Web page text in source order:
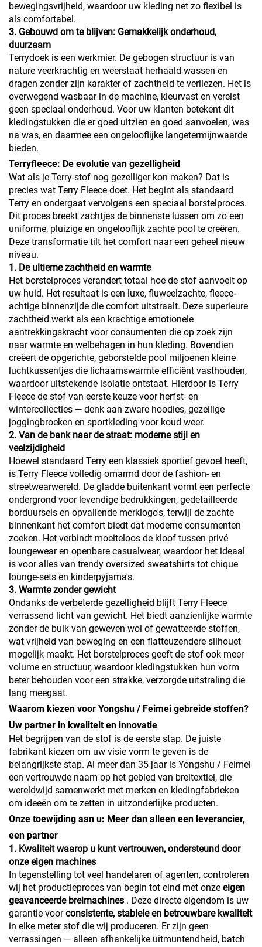
bewegingsvrijheid, waardoor uw kleding net zo flexibel is
als comfortabel.
3. Gebouwd om te blijven: Gemakkelijk onderhoud,
duurzaam
Terrydoek is een werkmier. De gebogen structuur is van
nature veerkrachtig en weerstaat herhaald wassen en
dragen zonder zijn karakter of zachtheid te verliezen. Het is
overwegend wasbaar in de machine, kleurvast en vereist
geen speciaal onderhoud. Voor uw klanten betekent dit
kledingstukken die er goed uitzien en goed aanvoelen, was
na was, en daarmee een ongelooflijke langetermijnwaarde
bieden.
Terryfleece: De evolutie van gezelligheid
Wat als je Terry-stof nog gezelliger kon maken? Dat is
precies wat Terry Fleece doet. Het begint als standaard
Terry en ondergaat vervolgens een speciaal borstelproces.
Dit proces breekt zachtjes de binnenste lussen om zo een
uniforme, pluizige en ongelooflijk zachte pool te creëren.
Deze transformatie tilt het comfort naar een geheel nieuw
niveau.
1. De ultieme zachtheid en warmte
Het borstelproces verandert totaal hoe de stof aanvoelt op
uw huid. Het resultaat is een luxe, fluweelzachte, fleece-
achtige binnenzijde die comfort uitstraalt. Deze superieure
zachtheid werkt als een krachtige emotionele
aantrekkingskracht voor consumenten die op zoek zijn
naar warmte en welbehagen in hun kleding. Bovendien
creëert de opgerichte, geborstelde pool miljoenen kleine
luchtkussentjes die lichaamswarmte efficiënt vasthouden,
waardoor uitstekende isolatie ontstaat. Hierdoor is Terry
Fleece de stof van eerste keuze voor herfst- en
wintercollecties — denk aan zware hoodies, gezellige
joggingbroeken en sportkleding voor koud weer.
2. Van de bank naar de straat: moderne stijl en
veelzijdigheid
Hoewel standaard Terry een klassiek sportief gevoel heeft,
is Terry Fleece volledig omarmd door de fashion- en
streetwearwereld. De gladde buitenkant vormt een perfecte
ondergrond voor levendige bedrukkingen, gedetailleerde
borduursels en opvallende merklogo's, terwijl de zachte
binnenkant het comfort biedt dat moderne consumenten
zoeken. Het verbindt moeiteloos de kloof tussen privé
loungewear en openbare casualwear, waardoor het ideaal
is voor alles van trendy oversized sweatshirts tot chique
lounge-sets en kinderpyjama's.
3. Warmte zonder gewicht
Ondanks de verbeterde gezelligheid blijft Terry Fleece
verrassend licht van gewicht. Het biedt aanzienlijke warmte
zonder de bulk van geweven wol of gewatteerde stoffen,
wat vrijheid van beweging en een flatteuzendere silhouet
mogelijk maakt. Het borstelproces geeft de stof ook meer
volume en structuur, waardoor kledingstukken hun vorm
beter behouden voor een strakke, verzorgde uitstraling die
lang meegaat.
Waarom kiezen voor Yongshu / Feimei gebreide stoffen?
Uw partner in kwaliteit en innovatie
Het begrijpen van de stof is de eerste stap. De juiste
fabrikant kiezen om uw visie vorm te geven is de
belangrijkste stap. Al meer dan 35 jaar is Yongshu / Feimei
een vertrouwde naam op het gebied van breitextiel, die
wereldwijd samenwerkt met merken en kledingfabrieken
om ideeën om te zetten in uitzonderlijke producten.
Onze toewijding aan u: Meer dan alleen een leverancier,
een partner
1. Kwaliteit waarop u kunt vertrouwen, ondersteund door
onze eigen machines
In tegenstelling tot veel handelaren of agenten, controleren
wij het productieproces van begin tot eind met onze eigen
geavanceerde breimachines . Deze directe eigendom is uw
garantie voorconsistente, stabiele en betrouwbare kwaliteit
in elke meter stof die wij produceren. Er zijn geen
verrassingen — alleen afhankelijke uitmuntendheid, batch